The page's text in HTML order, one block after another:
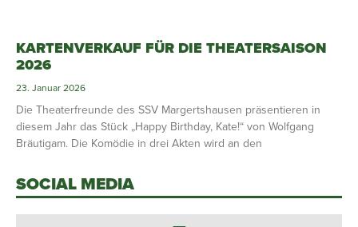
KARTENVERKAUF FÜR DIE THEATERSAISON
2026
23. Januar 2026
Die Theaterfreunde des SSV Margertshausen präsentieren in
diesem Jahr das Stück „Happy Birthday, Kate!“ von Wolfgang
Bräutigam. Die Komödie in drei Akten wird an den
SOCIAL MEDIA